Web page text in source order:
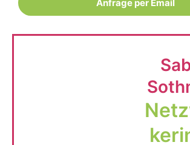
Anfra­ge per Email